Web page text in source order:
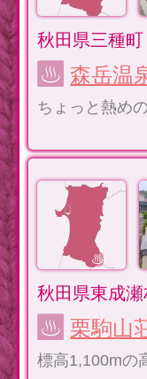
秋田県三種町
森岳温
ちょっと熱め
秋田県東成瀬
栗駒山
標高1,100mの